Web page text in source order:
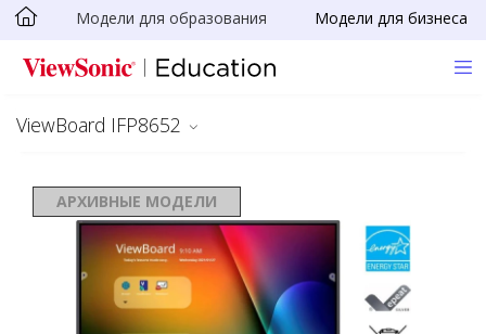
Skip to main content
Модели для образования Модели для бизнеса
ViewBoard IFP8652
АРХИВНЫЕ МОДЕЛИ